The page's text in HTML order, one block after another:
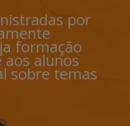
por
formação
alunos
sobre temas